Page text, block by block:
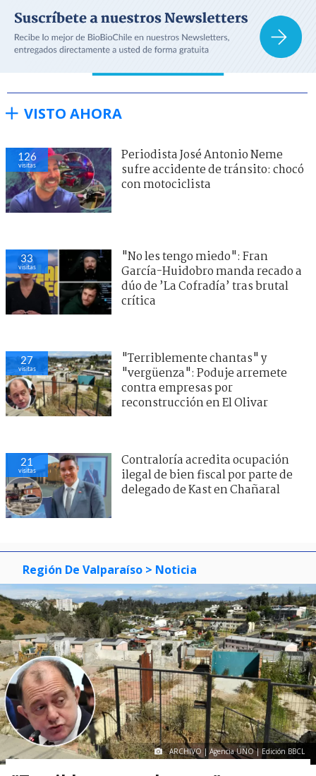
VISTO AHORA
126
visitas
Periodista José Antonio Neme
sufre accidente de tránsito: chocó
con motociclista
33
visitas
"No les tengo miedo": Fran
García-Huidobro manda recado a
dúo de ’La Cofradía’ tras brutal
crítica
27
visitas
"Terriblemente chantas" y
"vergüenza": Poduje arremete
contra empresas por
reconstrucción en El Olivar
21
visitas
Contraloría acredita ocupación
ilegal de bien fiscal por parte de
delegado de Kast en Chañaral
Región De Valparaíso > Noticia
ARCHIVO | Agencia UNO | Edición BBCL